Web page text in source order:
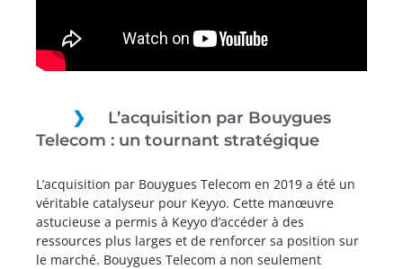
L’acquisition par Bouygues
Telecom : un tournant stratégique
L’acquisition par Bouygues Telecom en 2019 a été un
véritable catalyseur pour Keyyo. Cette manœuvre
astucieuse a permis à Keyyo d’accéder à des
ressources plus larges et de renforcer sa position sur
le marché. Bouygues Telecom a non seulement